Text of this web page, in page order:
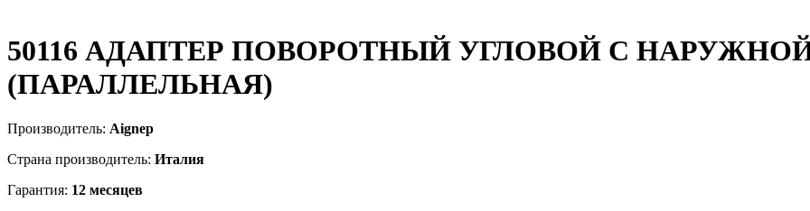
50116 АДАПТЕР ПОВОРОТНЫЙ УГЛОВОЙ С
(ПАРАЛЛЕЛЬНАЯ)
Производитель: Aignep
Страна производитель: Италия
Гарантия: 12 месяцев